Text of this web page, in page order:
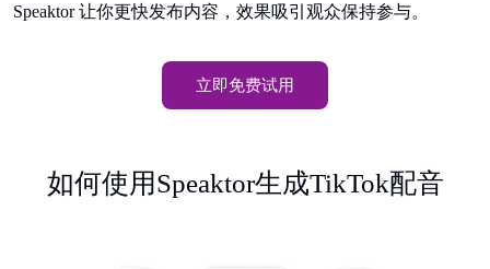
Speaktor 让你更快发布内容，效果吸引观众保持参与。
立即免费试用
如何使用Speaktor生成TikTok配音